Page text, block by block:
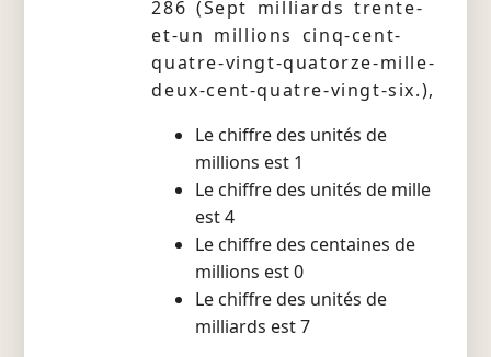
286 (Sept milliards trente-
et-un millions cinq-cent-
quatre-vingt-quatorze-mille-
deux-cent-quatre-vingt-six.),
Le chiffre des unités de
millions est 1
Le chiffre des unités de mille
est 4
Le chiffre des centaines de
millions est 0
Le chiffre des unités de
milliards est 7